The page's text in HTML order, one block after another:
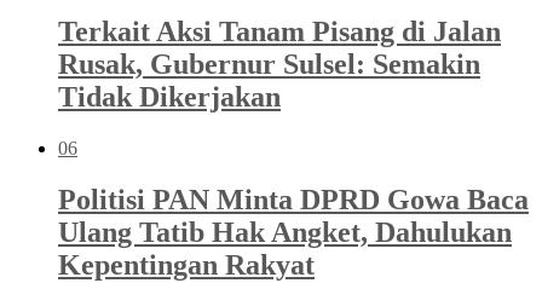
Terkait Aksi Tanam Pisang di Jalan
Rusak, Gubernur Sulsel: Semakin
Tidak Dikerjakan
06
Politisi PAN Minta DPRD Gowa Baca
Ulang Tatib Hak Angket, Dahulukan
Kepentingan Rakyat